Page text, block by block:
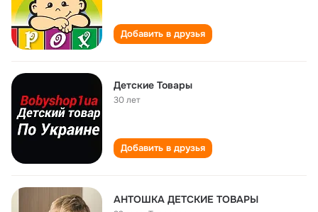
Добавить в друзья
Детские Товары
30 лет
Добавить в друзья
АНТОШКА ДЕТСКИЕ ТОВАРЫ